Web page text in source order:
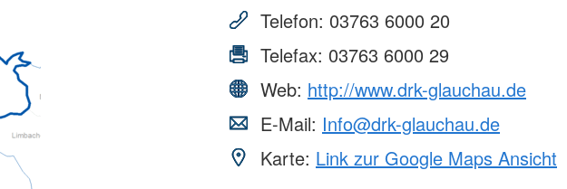
Telefon: 03763 6000 20
Telefax: 03763 6000 29
Web: http://www.drk-glauchau.de
E-Mail: Info@drk-glauchau.de
Karte: Link zur Google Maps Ansicht